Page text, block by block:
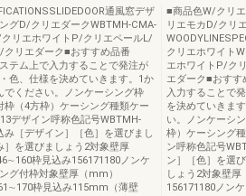
通風窓デザ
グD/クリエダークWBTMH-CMA-
リエホワイトP/クリエペールL/
リエダーク■おすすめ品番
テム上で入力することで発注が
色、仕様を決めていきます。1か
でください。ノンケーシング枠
枠（4方枠）ケーシング種類ケー
デザイン呼称色記号WBTMH-
［デザイン］［色］を選びまし
］を選びましょう2対象壁厚
枠見込み156171180ノンケ
グ付枠対象壁厚（mm）
枠見込み115mm（薄壁
■商品色W/クリ
リエモカD/クリ
クリエホワイト
エホワイトP/ク
エダーク■おすす
入力することで
を決めていきま
い。ノンケーシ
枠）ケーシング
ン呼称色記号
ン］［色］を選
しょう2対象壁
156171180ノン